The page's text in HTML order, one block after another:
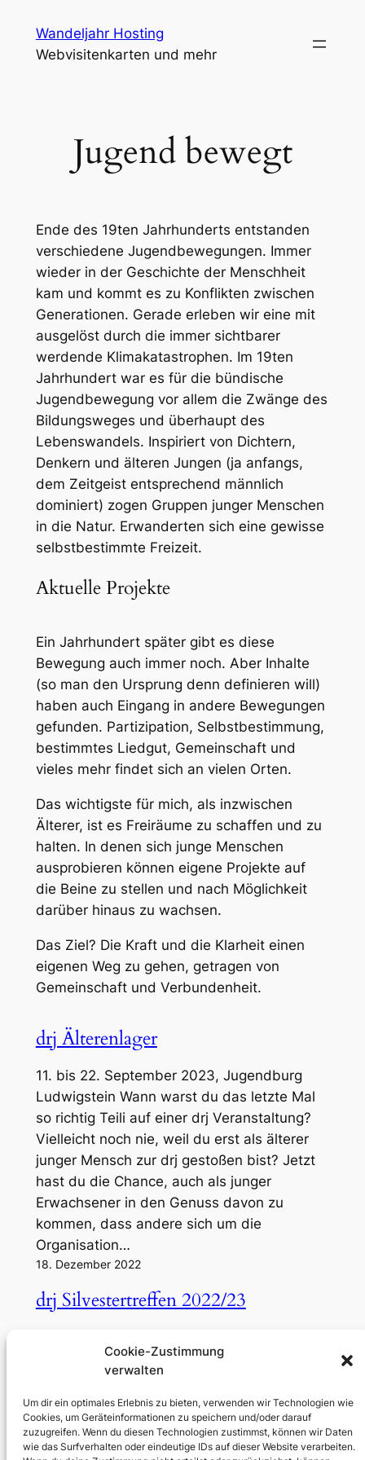
Cookie-Zustimmung
verwalten
Um dir ein optimales Erlebnis zu bieten, verwenden wir Technologien wie
Cookies, um Geräteinformationen zu speichern und/oder darauf
zuzugreifen. Wenn du diesen Technologien zustimmst, können wir Daten
wie das Surfverhalten oder eindeutige IDs auf dieser Website verarbeiten.
Inhalt
springen
Wandeljahr Hosting
Webvisitenkarten und mehr
Jugend bewegt
Ende des 19ten Jahrhunderts entstanden
verschiedene Jugendbewegungen. Immer
wieder in der Geschichte der Menschheit
kam und kommt es zu Konflikten zwischen
Generationen. Gerade erleben wir eine mit
ausgelöst durch die immer sichtbarer
werdende Klimakatastrophen. Im 19ten
Jahrhundert war es für die bündische
Jugendbewegung vor allem die Zwänge des
Bildungsweges und überhaupt des
Lebenswandels. Inspiriert von Dichtern,
Denkern und älteren Jungen (ja anfangs,
dem Zeitgeist entsprechend männlich
dominiert) zogen Gruppen junger Menschen
in die Natur. Erwanderten sich eine gewisse
selbstbestimmte Freizeit.
Aktuelle Projekte
Ein Jahrhundert später gibt es diese
Bewegung auch immer noch. Aber Inhalte
(so man den Ursprung denn definieren will)
haben auch Eingang in andere Bewegungen
gefunden. Partizipation, Selbstbestimmung,
bestimmtes Liedgut, Gemeinschaft und
vieles mehr findet sich an vielen Orten.
Das wichtigste für mich, als inzwischen
Älterer, ist es Freiräume zu schaffen und zu
halten. In denen sich junge Menschen
ausprobieren können eigene Projekte auf
die Beine zu stellen und nach Möglichkeit
darüber hinaus zu wachsen.
Das Ziel? Die Kraft und die Klarheit einen
eigenen Weg zu gehen, getragen von
Gemeinschaft und Verbundenheit.
drj Älterenlager
11. bis 22. September 2023, Jugendburg
Ludwigstein Wann warst du das letzte Mal
so richtig Teili auf einer drj Veranstaltung?
Vielleicht noch nie, weil du erst als älterer
junger Mensch zur drj gestoßen bist? Jetzt
hast du die Chance, auch als junger
Erwachsener in den Genuss davon zu
kommen, dass andere sich um die
Organisation…
18. Dezember 2022
drj Silvestertreffen 2022/23
Jahresabschlusstreffen vom deutsche
reform-jugend e. V. (kurz drj) statt. Dieses
Jahr mal wieder in Hohegeiß und mit mir als
Küche. Das wird mein erstes Mal
verantwortlich die Küche eines